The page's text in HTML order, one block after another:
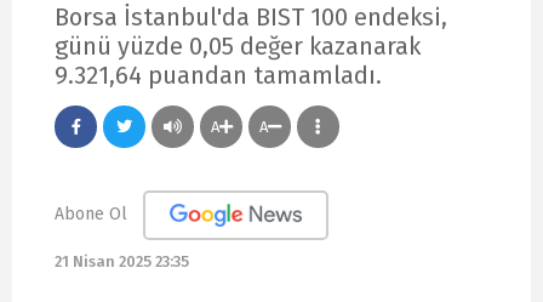
Borsa İstanbul'da BIST 100 endeksi,
günü yüzde 0,05 değer kazanarak
9.321,64 puandan tamamladı.
A A
Abone Ol
21 Nisan 2025 23:35